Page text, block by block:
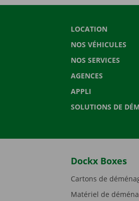
LOCATION
NOS VÉHICULES
NOS SERVICES
AGENCES
APPLI
SOLUTIONS DE
Dockx Boxes
Cartons de
Matériel de